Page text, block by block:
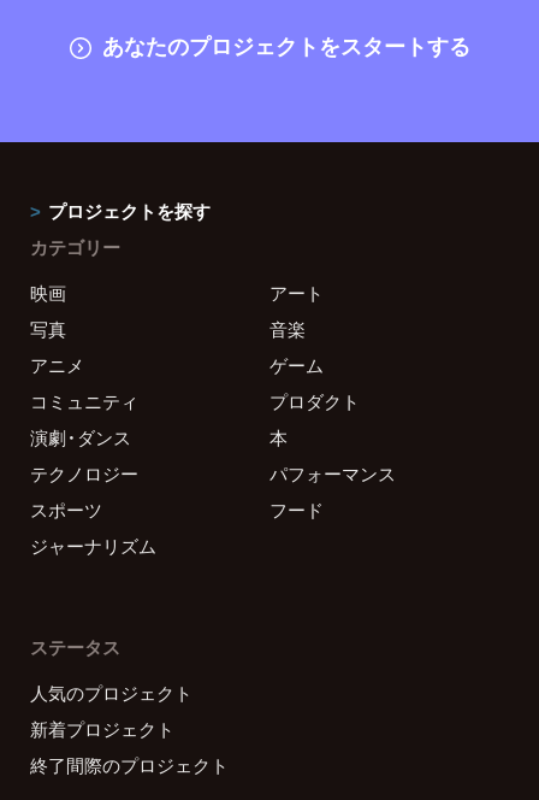
あなたのプロジェクトをスタートする
プロジェクトを探す
カテゴリー
映画
アート
写真
音楽
アニメ
ゲーム
コミュニティ
プロダクト
演劇・ダンス
本
テクノロジー
パフォーマンス
スポーツ
フード
ジャーナリズム
ステータス
人気のプロジェクト
新着プロジェクト
終了間際のプロジェクト